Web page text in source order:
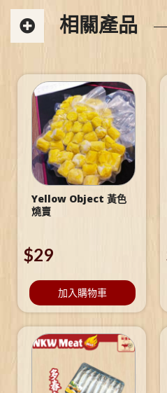
相關產品
Yellow Object 黃色
燒賣
$29
加入購物車